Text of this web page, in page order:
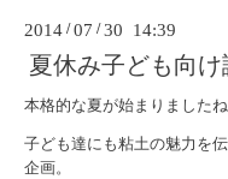
2014 /07 /30 14:39
夏休み子ども向け
本格的な夏が始まりましたね
子ども達にも粘土の魅力を
企画。